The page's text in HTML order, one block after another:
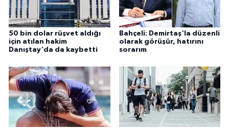
50 bin dolar rüşvet aldığı
için atılan hakim
Danıştay'da da kaybetti
Bahçeli: Demirtaş'la düzenli
olarak görüşür, hatırını
sorarım